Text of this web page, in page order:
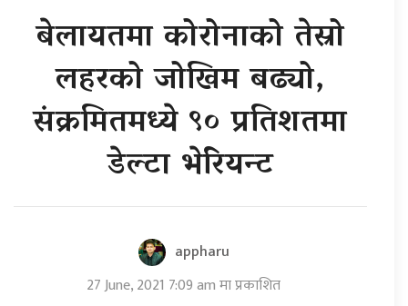
बेलायतमा कोरोनाको तेस्रो
लहरको जोखिम बढ्यो,
संक्रमितमध्ये ९० प्रतिशतमा
डेल्टा भेरियन्ट
appharu
27 June, 2021 7:09 am मा प्रकाशित